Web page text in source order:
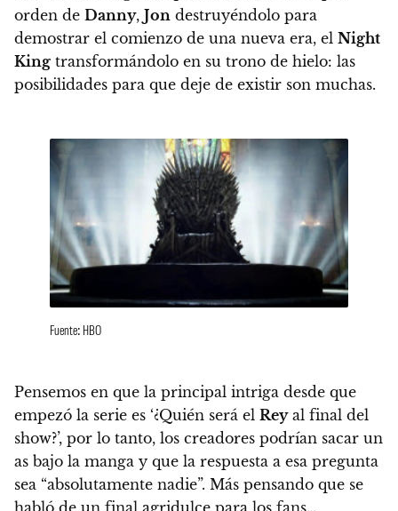
orden de Danny, Jon destruyéndolo para
demostrar el comienzo de una nueva era, el Night
King transformándolo en su trono de hielo: las
posibilidades para que deje de existir son muchas.
Fuente: HBO
Pensemos en que la principal intriga desde que
empezó la serie es ‘¿Quién será el Reyal final del
show?’, por lo tanto, los creadores podrían sacar un
as bajo la manga y que la respuesta a esa pregunta
sea “absolutamente nadie”. Más pensando que se